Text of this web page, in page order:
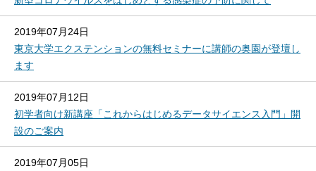
2019年07月24日
東京大学エクステンションの無料セミナーに講師の奥園が登壇し
ます
2019年07月12日
初学者向け新講座「これからはじめるデータサイエンス入門」開
設のご案内
2019年07月05日